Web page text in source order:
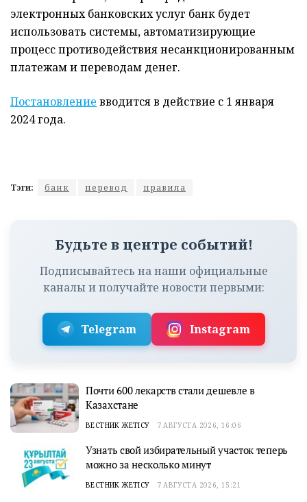
электронных банковских услуг банк будет
использовать системы, автоматизирующие
процесс противодействия несанкционированным
платежам и переводам денег.
Постановление вводится в действие с 1 января
2024 года.
Тэги: банк перевод правила
Будьте в центре событий!
Подписывайтесь на наши официальные
каналы и получайте новости первыми:
Telegram Instagram
Почти 600 лекарств стали дешевле в
Казахстане
ВЕСТНИК ЖЕТІСУ 7 АВГУСТА 2026, 16:06
Узнать свой избирательный участок теперь
можно за несколько минут
ВЕСТНИК ЖЕТІСУ 7 АВГУСТА 2026, 15:21